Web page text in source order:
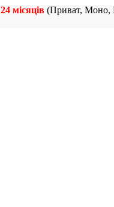
24 місяців(Приват,